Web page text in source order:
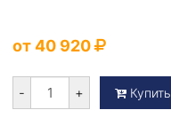
от 40 920
- + Купить